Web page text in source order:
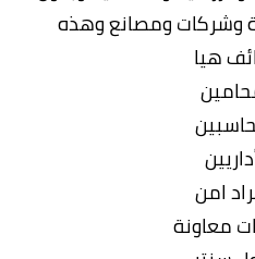
ومصانع وهذه
هيا